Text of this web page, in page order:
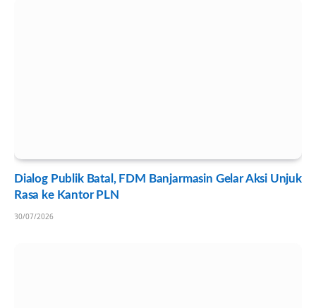
Dialog Publik Batal, FDM Banjarmasin Gelar Aksi Unjuk
Rasa ke Kantor PLN
30/07/2026